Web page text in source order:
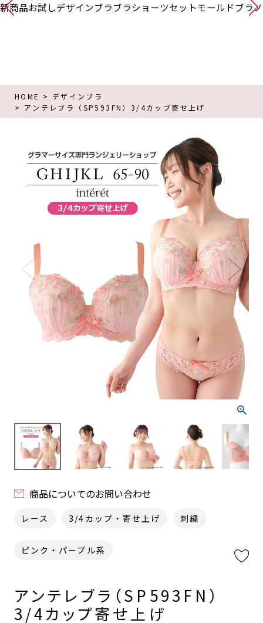
新商品お試しデザインブラブラショーツセットモールドブラ
HOME
デザインブラ
アンテレブラ（SP593FN）3/4カップ寄せ上げ
商品についてのお問い合わせ
レース 3/4カップ・寄せ上げ 刺繍
ピンク・パープル系
アンテレブラ（SP593FN）
3/4カップ寄せ上げ